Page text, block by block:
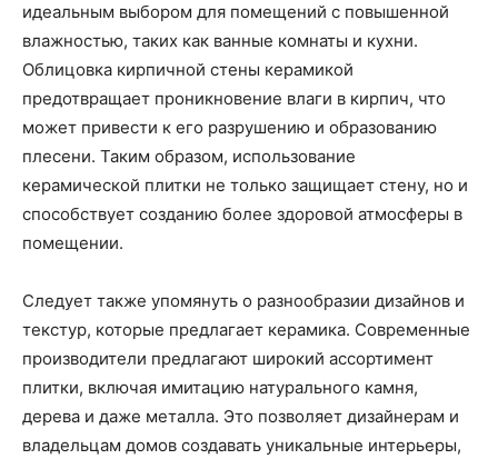
идеальным выбором для помещений с повышенной
влажностью, таких как ванные комнаты и кухни.
Облицовка кирпичной стены керамикой
предотвращает проникновение влаги в кирпич, что
может привести к его разрушению и образованию
плесени. Таким образом, использование
керамической плитки не только защищает стену, но и
способствует созданию более здоровой атмосферы в
помещении.
Следует также упомянуть о разнообразии дизайнов и
текстур, которые предлагает керамика. Современные
производители предлагают широкий ассортимент
плитки, включая имитацию натурального камня,
дерева и даже металла. Это позволяет дизайнерам и
владельцам домов создавать уникальные интерьеры,